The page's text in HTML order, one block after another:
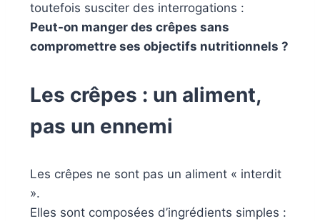
toutefois susciter des interrogations :
Peut-on manger des crêpes sans
compromettre ses objectifs nutritionnels ?
Les crêpes : un aliment,
pas un ennemi
Les crêpes ne sont pas un aliment « interdit
».
Elles sont composées d’ingrédients simples :